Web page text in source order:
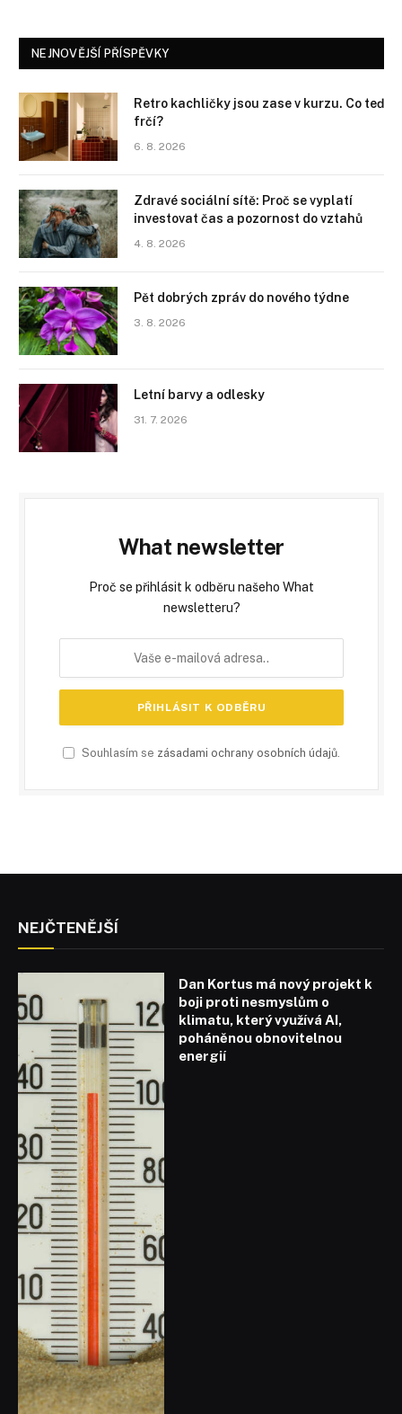
NEJNOVĚJŠÍ PŘÍSPĚVKY
Retro kachličky jsou zase v kurzu. Co teď
frčí?
6. 8. 2026
Zdravé sociální sítě: Proč se vyplatí
investovat čas a pozornost do vztahů
4. 8. 2026
Pět dobrých zpráv do nového týdne
3. 8. 2026
Letní barvy a odlesky
31. 7. 2026
What newsletter
Proč se přihlásit k odběru našeho What
newsletteru?
Souhlasím se zásadami ochrany osobních údajů
NEJČTENĚJŠÍ
Dan Kortus má nový projekt k
boji proti nesmyslům o
klimatu, který využívá AI,
poháněnou obnovitelnou
energií